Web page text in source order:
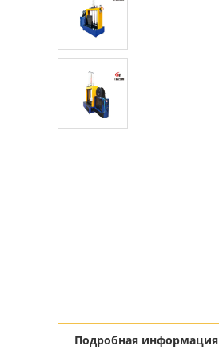
Подробная информация